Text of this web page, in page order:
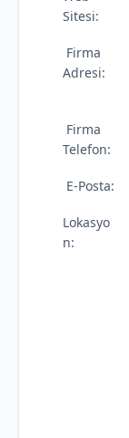
Sitesi:
Firma
Adresi:
Firma
Telefon:
E-Posta:
Lokasyo
n: